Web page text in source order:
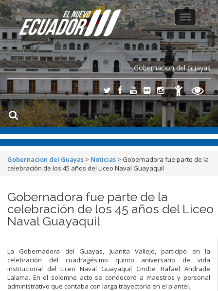
Gobernacion del Guayas
Toggle
navigation
Gobernacion del Guayas > Noticias > Gobernadora fue parte de la
celebración de los 45 años del Liceo Naval Guayaquil
Gobernadora fue parte de la
celebración de los 45 años del Liceo
Naval Guayaquil
La Gobernadora del Guayas, Juanita Vallejo, participó en la
celebración del cuadragésimo quinto aniversario de vida
institucional del Liceo Naval Guayaquil Cmdte. Rafael Andrade
Lalama. En el solemne acto se condecoró a maestros y personal
administrativo que contaba con larga trayectoria en el plantel.